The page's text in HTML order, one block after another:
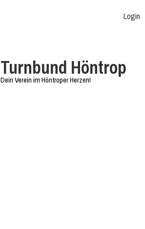
Login
Turnbund Höntrop
Dein Verein im Höntroper Herzen!